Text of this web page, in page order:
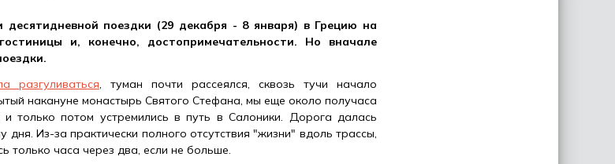
поездки (29 декабря - 8 января) в Грецию на
и, конечно, достопримечательности. Но вначале
разгуливаться, туман почти рассеялся, сквозь тучи начало
накануне монастырь Святого Стефана, мы еще около получаса
только потом устремились в путь в Салоники. Дорога далась
дня. Из-за практически полного отсутствия "жизни" вдоль трассы,
только часа через два, если не больше.